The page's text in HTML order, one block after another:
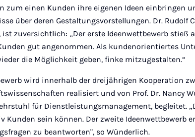
zum einen Kunden ihre eigenen Ideen einbringen
über deren Gestaltungsvorstellungen. Dr. Rudolf
ist zuversichtlich: „Der erste Ideenwettbewerb stieß
gut angenommen. Als kundenorientiertes
die Möglichkeit geben, finke mitzugestalten.“
wird innerhalb der dreijährigen Kooperation
realisiert und von Prof. Dr. Nancy
für Dienstleistungsmanagement, begleitet.
Kunden sein können. Der zweite Ideenwettbewerb
zu beantworten", so Wünderlich.